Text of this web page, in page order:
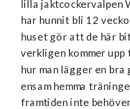
lilla jaktcockervalpen
har hunnit bli 12
huset gör att de här
verkligen kommer
hur man lägger en
ensam hemma
framtiden inte